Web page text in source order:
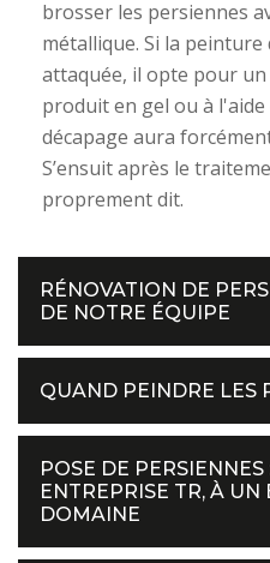
brosser les persiennes
métallique. Si la
attaquée, il opte pour
produit en gel ou à l'aide
décapage aura
S’ensuit après le
proprement dit.
RÉNOVATION DE
DE NOTRE ÉQUIPE
QUAND PEINDRE LES
POSE DE
ENTREPRISE TR, À UN
DOMAINE